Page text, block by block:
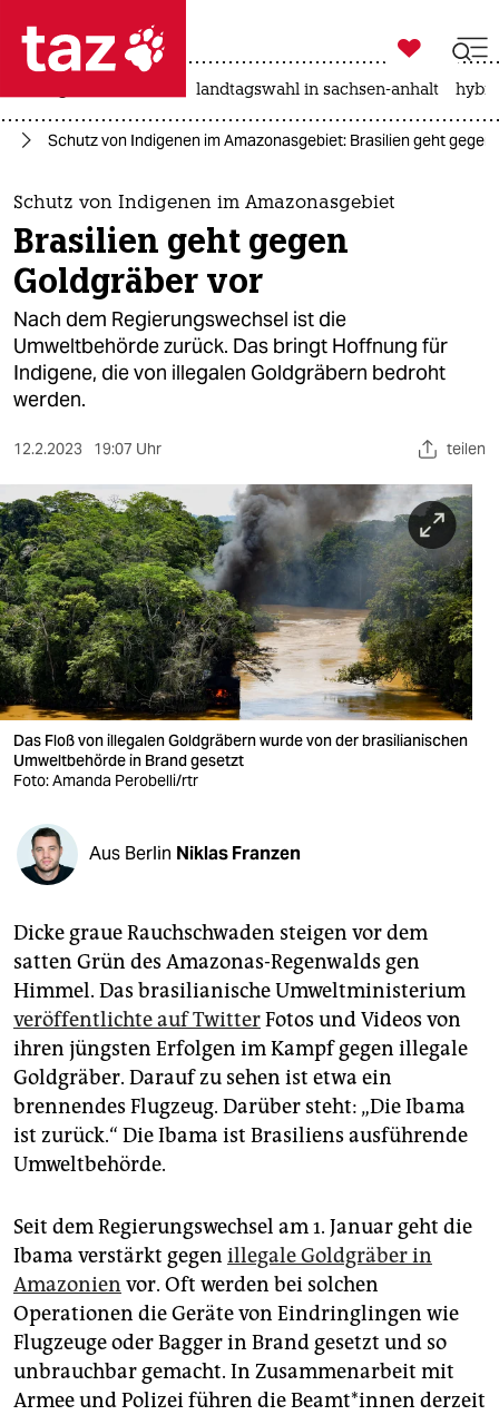
 taz zahl ich
taz zahl ich
themen
politik
öko
gesellschaft
kultur
sport
berlin
nord
wahrheit
verlag
verlag
veranstaltungen
shop
fragen & hilfe
unterstützen
genossenschaft
epaper login

taz zahl ich
landtagswahl in sachsen-anhalt
Schutz von Indigenen im Amazonasgebiet: Brasilien geht gegen
Schutz von Indigenen im Amazonasgebiet
Brasilien geht gegen
Goldgräber vor
Nach dem Regierungswechsel ist die
Umweltbehörde zurück. Das bringt Hoffnung für
Indigene, die von illegalen Goldgräbern bedroht
werden.
12.2.2023 19:07 Uhr teilen
Das Floß von illegalen Goldgräbern wurde von der brasilianischen
Umweltbehörde in Brand gesetzt
Foto: Amanda Perobelli/rtr
Aus Berlin Niklas Franzen
Dicke graue Rauchschwaden steigen vor dem
satten Grün des Amazonas-Regenwalds gen
Himmel. Das brasilianische Umweltministerium
veröffentlichte auf TwitterFotos und Videos von
ihren jüngsten Erfolgen im Kampf gegen illegale
Goldgräber. Darauf zu sehen ist etwa ein
brennendes Flugzeug. Darüber steht: „Die Ibama
ist zurück.“ Die Ibama ist Brasiliens ausführende
Umweltbehörde.
Seit dem Regierungswechsel am 1. Januar geht die
Ibama verstärkt gegen illegale Goldgräber in
Amazonien vor. Oft werden bei solchen
Operationen die Geräte von Eindringlingen wie
Flugzeuge oder Bagger in Brand gesetzt und so
unbrauchbar gemacht. In Zusammenarbeit mit
Armee und Polizei führen die Be­am­t*in­nen derzeit